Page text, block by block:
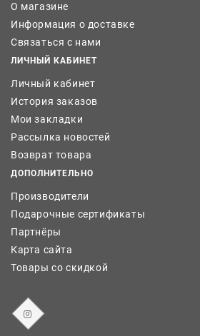
О магазине
Информация о доставке
Связаться с нами
ЛИЧНЫЙ КАБИНЕТ
Личный кабинет
История заказов
Мои закладки
Рассылка новостей
Возврат товара
ДОПОЛНИТЕЛЬНО
Производители
Подарочные сертификаты
Партнёры
Карта сайта
Товары со скидкой